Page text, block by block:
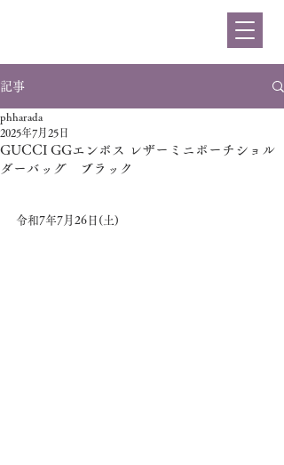
記事
GUCCI GGエンボス レザーミニポーチショル
ダーバッグ ブラック
phharada
2025年7月25日
令和7年7月26日(土)